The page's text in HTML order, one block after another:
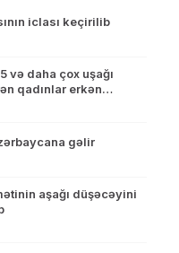
iclası keçirilib
və daha çox uşağı
qadınlar erkən
gəlir
aşağı düşəcəyini